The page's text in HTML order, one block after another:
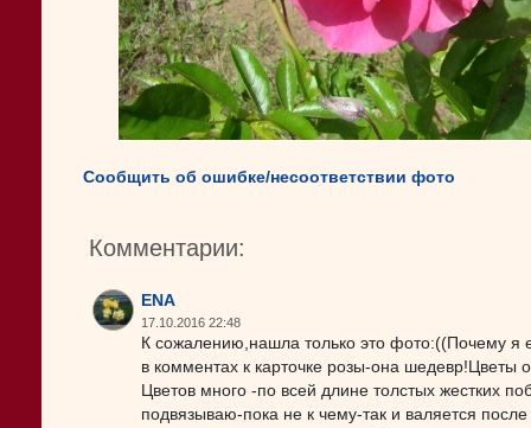
Сообщить об ошибке/несоответствии фото
Комментарии:
ENA
17.10.2016 22:48
К сожалению,нашла только это фото:((Почему
в комментах к карточке розы-она шедевр!Цветы
Цветов много -по всей длине толстых жестких
подвязываю-пока не к чему-так и валяется